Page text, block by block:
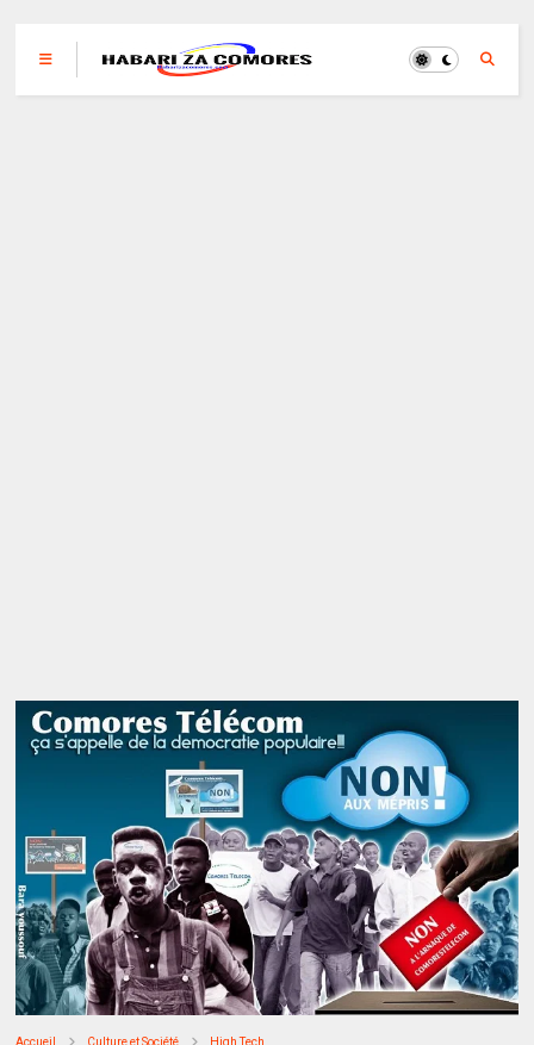
Accueil Culture et Société High Tech